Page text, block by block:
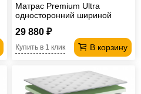
Матрас Premium Ultra
односторонний шириной
29 880 ₽
В корзину
Купить в 1 клик